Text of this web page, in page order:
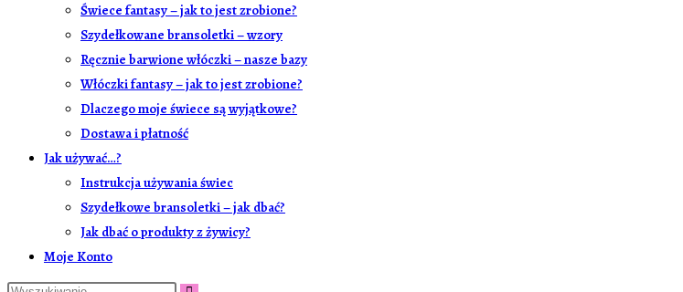
Świece fantasy – jak to jest zrobione?
Szydełkowane bransoletki – wzory
Ręcznie barwione włóczki – nasze bazy
Włóczki fantasy – jak to jest zrobione?
Dlaczego moje świece są wyjątkowe?
Dostawa i płatność
Jak używać…?
Instrukcja używania świec
Szydełkowe bransoletki – jak dbać?
Jak dbać o produkty z żywicy?
Moje Konto